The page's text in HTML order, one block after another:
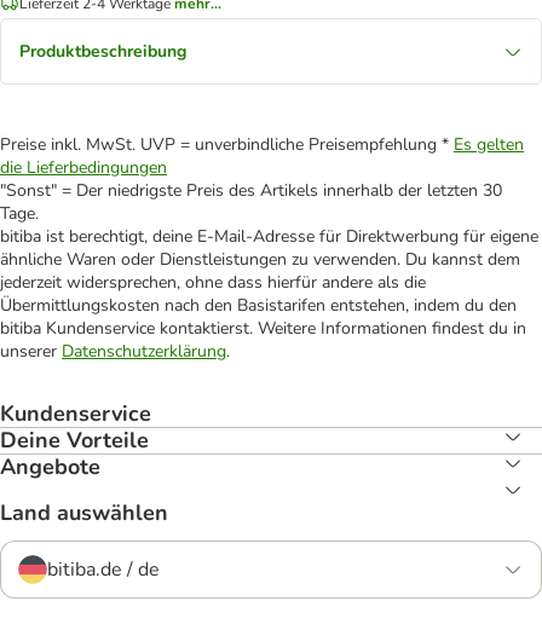
Produktbeschreibung
Preise inkl. MwSt. UVP = unverbindliche Preisempfehlung * Es gelten
die Lieferbedingungen
"Sonst" = Der niedrigste Preis des Artikels innerhalb der letzten 30
Tage.
bitiba ist berechtigt, deine E-Mail-Adresse für Direktwerbung für eigene
ähnliche Waren oder Dienstleistungen zu verwenden. Du kannst dem
jederzeit widersprechen, ohne dass hierfür andere als die
Übermittlungskosten nach den Basistarifen entstehen, indem du den
bitiba Kundenservice kontaktierst. Weitere Informationen findest du in
unserer Datenschutzerklärung.
Kundenservice
Deine Vorteile
Angebote
Land auswählen
bitiba.de / de